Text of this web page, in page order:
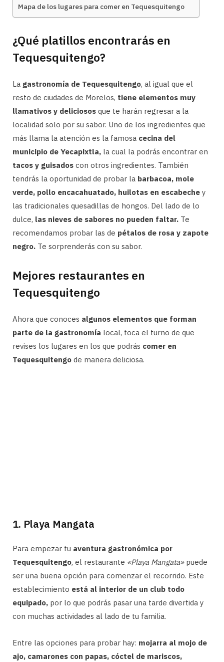
Mapa de los lugares para comer en Tequesquitengo
¿Qué platillos encontrarás en
Tequesquitengo?
La gastronomía de Tequesquitengo, al igual que el
resto de ciudades de Morelos, tiene elementos muy
llamativos y deliciosos que te harán regresar a la
localidad solo por su sabor. Uno de los ingredientes que
más llama la atención es la famosa cecina del
municipio de Yecapixtla, la cual la podrás encontrar en
tacos y guisados con otros ingredientes. También
tendrás la oportunidad de probar la barbacoa, mole
verde, pollo encacahuatado, huilotas en escabeche y
las tradicionales quesadillas de hongos. Del lado de lo
dulce, las nieves de sabores no pueden faltar. Te
recomendamos probar las de pétalos de rosa y zapote
negro. Te sorprenderás con su sabor.
Mejores restaurantes en
Tequesquitengo
Ahora que conoces algunos elementos que forman
parte de la gastronomía local, toca el turno de que
revises los lugares en los que podrás comer en
Tequesquitengo de manera deliciosa.
1. Playa Mangata
Para empezar tu aventura gastronómica por
Tequesquitengo, el restaurante «Playa Mangata»puede
ser una buena opción para comenzar el recorrido. Este
establecimiento está al interior de un club todo
equipado, por lo que podrás pasar una tarde divertida y
con muchas actividades al lado de tu familia.
Entre las opciones para probar hay: mojarra al mojo de
ajo, camarones con papas, cóctel de mariscos,